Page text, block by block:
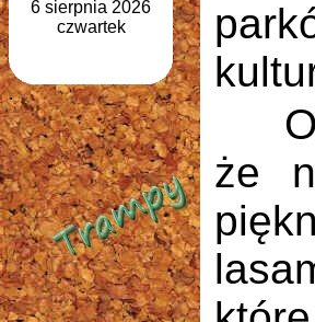
6 sierpnia 2026
czwartek
.
że